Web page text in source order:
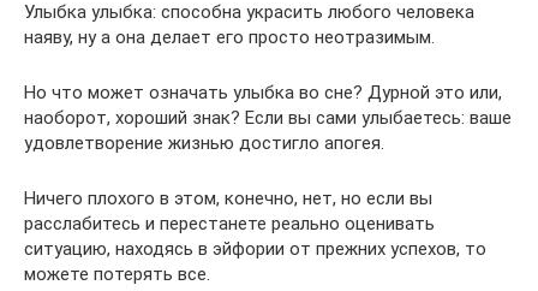
Улыбка улыбка: способна украсить любого человека
наяву, ну а она делает его просто неотразимым.
Но что может означать улыбка во сне? Дурной это или,
наоборот, хороший знак? Если вы сами улыбаетесь: ваше
удовлетворение жизнью достигло апогея.
Ничего плохого в этом, конечно, нет, но если вы
расслабитесь и перестанете реально оценивать
ситуацию, находясь в эйфории от прежних успехов, то
можете потерять все.